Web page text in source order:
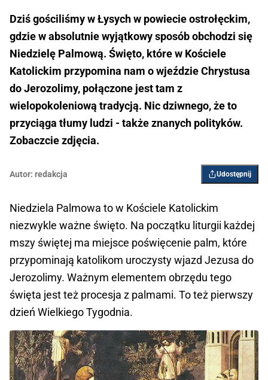
Dziś gościliśmy w Łysych w powiecie ostrołęckim,
gdzie w absolutnie wyjątkowy sposób obchodzi się
Niedzielę Palmową. Święto, które w Kościele
Katolickim przypomina nam o wjeździe Chrystusa
do Jerozolimy, połączone jest tam z
wielopokoleniową tradycją. Nic dziwnego, że to
przyciąga tłumy ludzi - także znanych polityków.
Zobaczcie zdjęcia.
Autor: redakcja Udostępnij
Niedziela Palmowa to w Kościele Katolickim
niezwykle ważne święto. Na początku liturgii każdej
mszy świętej ma miejsce poświęcenie palm, które
przypominają katolikom uroczysty wjazd Jezusa do
Jerozolimy. Ważnym elementem obrzędu tego
święta jest też procesja z palmami. To też pierwszy
dzień Wielkiego Tygodnia.